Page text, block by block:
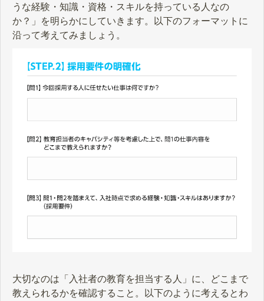
うな経験・知識・資格・スキルを持っている人なの
か？」を明らかにしていきます。以下のフォーマットに
沿って考えてみましょう。
大切なのは「入社者の教育を担当する人」に、どこまで
教えられるかを確認すること。以下のように考えるとわ